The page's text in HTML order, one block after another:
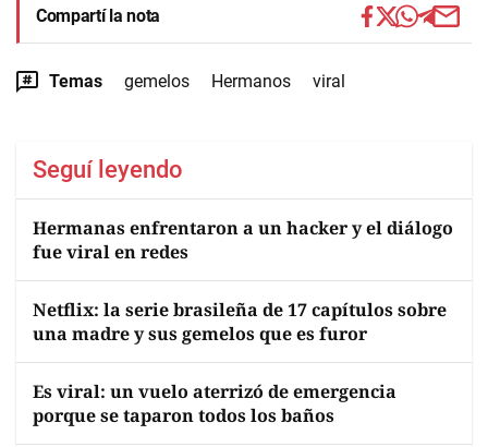
Compartí la nota
Temas gemelos Hermanos viral
Seguí leyendo
Hermanas enfrentaron a un hacker y el diálogo
fue viral en redes
Netflix: la serie brasileña de 17 capítulos sobre
una madre y sus gemelos que es furor
Es viral: un vuelo aterrizó de emergencia
porque se taparon todos los baños